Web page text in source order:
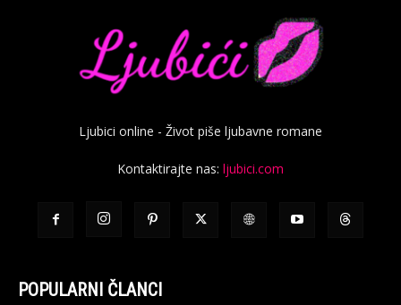
Ljubici online - Život piše ljubavne romane
Kontaktirajte nas: ljubici.com
POPULARNI ČLANCI